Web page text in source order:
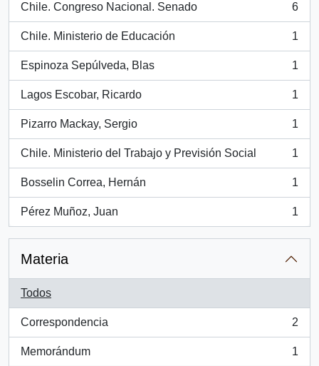
Chile. Congreso Nacional. Senado
, 6 resultados
6
Chile. Ministerio de Educación
, 1 resultados
1
Espinoza Sepúlveda, Blas
, 1 resultados
1
Lagos Escobar, Ricardo
, 1 resultados
1
Pizarro Mackay, Sergio
, 1 resultados
1
Chile. Ministerio del Trabajo y Previsión Social
, 1 resultados
1
Bosselin Correa, Hernán
, 1 resultados
1
Pérez Muñoz, Juan
, 1 resultados
1
Materia
Todos
Correspondencia
, 2 resultados
2
Memorándum
, 1 resultados
1